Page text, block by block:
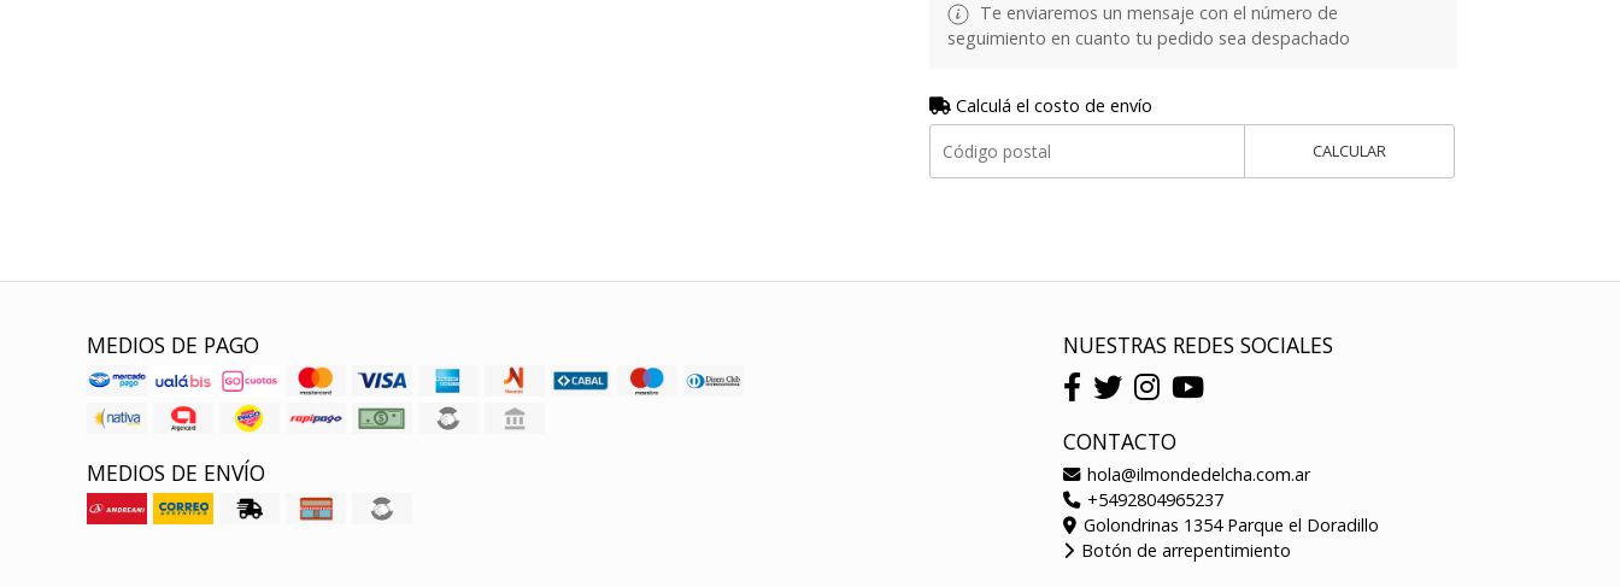
Te enviaremos un mensaje con el número de
seguimiento en cuanto tu pedido sea despachado
Calculá el costo de envío
CALCULAR
MEDIOS DE PAGO
MEDIOS DE ENVÍO
NUESTRAS REDES SOCIALES
CONTACTO
hola@ilmondedelcha.com.ar
+5492804965237
Golondrinas 1354 Parque el Doradillo
Botón de arrepentimiento